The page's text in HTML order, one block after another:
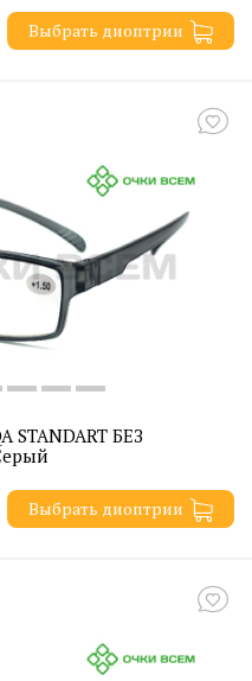
Выбрать диоптрии
БЕЗ
Выбрать диоптрии